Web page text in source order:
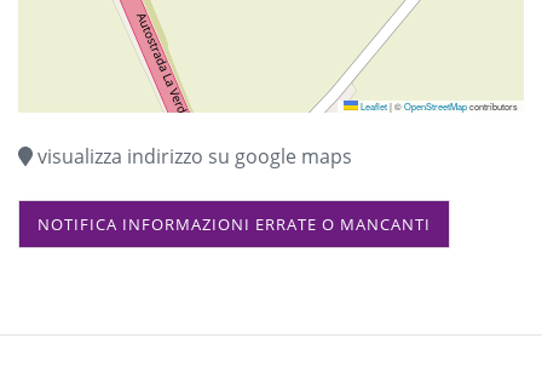
Leaflet|©OpenStreetMapcontributors
visualizza indirizzo su google maps
NOTIFICA INFORMAZIONI ERRATE O MANCANTI